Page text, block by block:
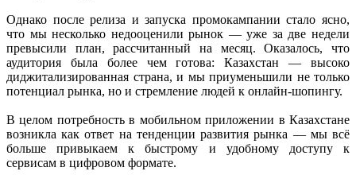
Однако после релиза и запуска промокампании стало ясно,
что мы несколько недооценили рынок — уже за две недели
превысили план, рассчитанный на месяц. Оказалось, что
аудитория была более чем готова: Казахстан — высоко
диджитализированная страна, и мы приуменьшили не только
потенциал рынка, но и стремление людей к онлайн-шопингу.
В целом потребность в мобильном приложении в Казахстане
возникла как ответ на тенденции развития рынка — мы всё
больше привыкаем к быстрому и удобному доступу к
сервисам в цифровом формате.